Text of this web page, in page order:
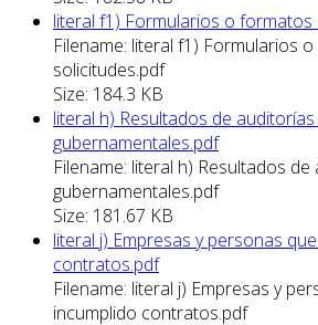
literal f1) Formularios o formatos
Filename: literal f1) Formularios
solicitudes.pdf
Size: 184.3 KB
literal h) Resultados de
gubernamentales.pdf
Filename: literal h) Resultados
gubernamentales.pdf
Size: 181.67 KB
literal j) Empresas y personas
contratos.pdf
Filename: literal j) Empresas y
incumplido contratos.pdf